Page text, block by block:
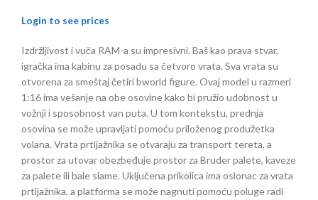
Login to see prices
Izdržljivost i vuča RAM-a su impresivni. Baš kao prava stvar,
igračka ima kabinu za posadu sa četvoro vrata. Sva vrata su
otvorena za smeštaj četiri bworld figure. Ovaj model u razmeri
1:16 ima vešanje na obe osovine kako bi pružio udobnost u
vožnji i sposobnost van puta. U tom kontekstu, prednja
osovina se može upravljati pomoću priloženog produžetka
volana. Vrata prtljažnika se otvaraju za transport tereta, a
prostor za utovar obezbeđuje prostor za Bruder palete, kaveze
za palete ili bale slame. Uključena prikolica ima oslonac za vrata
prtljažnika, a platforma se može nagnuti pomoću poluge radi